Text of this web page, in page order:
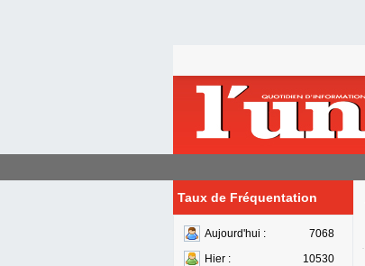
Taux de Fréquentation
Aujourd'hui :
7068
Hier :
10530